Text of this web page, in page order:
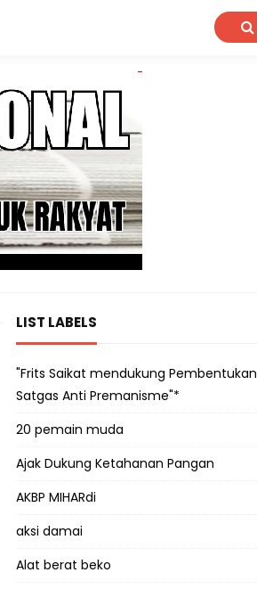
LIST LABELS
"Frits Saikat mendukung Pembentukan
Satgas Anti Premanisme"*
20 pemain muda
Ajak Dukung Ketahanan Pangan
AKBP MIHARdi
aksi damai
Alat berat beko